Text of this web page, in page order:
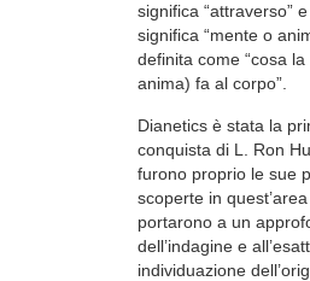
significa “attraverso” e
significa “mente o
definita come “cosa
anima) fa al corpo”.
Dianetics è stata la
conquista di L. Ron
furono proprio le sue
scoperte in
portarono a un
dell’indagine e
individuazione